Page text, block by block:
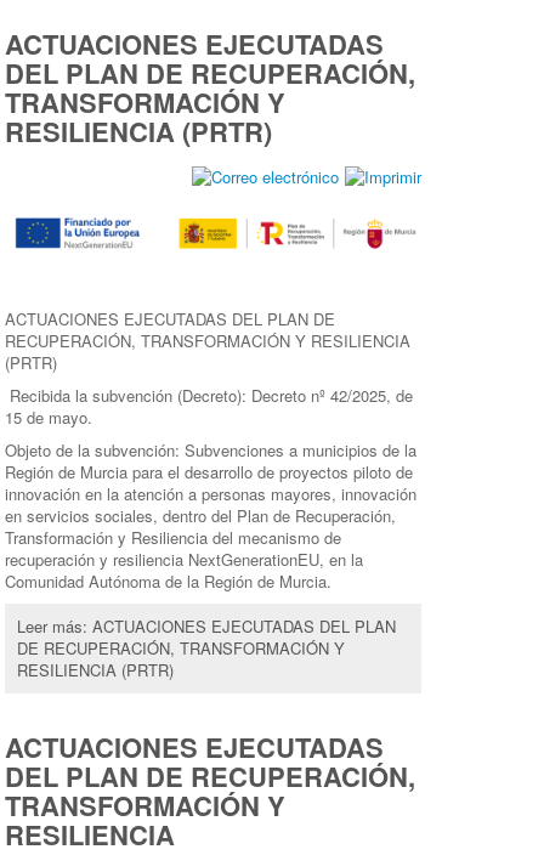
ACTUACIONES EJECUTADAS
DEL PLAN DE RECUPERACIÓN,
TRANSFORMACIÓN Y
RESILIENCIA (PRTR)
ACTUACIONES EJECUTADAS DEL PLAN DE
RECUPERACIÓN, TRANSFORMACIÓN Y RESILIENCIA
(PRTR)
Recibida la subvención (Decreto): Decreto nº 42/2025, de
15 de mayo.
Objeto de la subvención: Subvenciones a municipios de la
Región de Murcia para el desarrollo de proyectos piloto de
innovación en la atención a personas mayores, innovación
en servicios sociales, dentro del Plan de Recuperación,
Transformación y Resiliencia del mecanismo de
recuperación y resiliencia NextGenerationEU, en la
Comunidad Autónoma de la Región de Murcia.
Leer más: ACTUACIONES EJECUTADAS DEL PLAN
DE RECUPERACIÓN, TRANSFORMACIÓN Y
RESILIENCIA (PRTR)
ACTUACIONES EJECUTADAS
DEL PLAN DE RECUPERACIÓN,
TRANSFORMACIÓN Y
RESILIENCIA